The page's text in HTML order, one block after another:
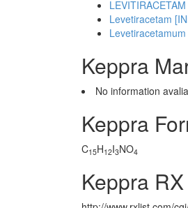
LEVITIRACETAM
Levetiracetam
Keppra
No information
Keppra
C15H12I3NO4
Keppra